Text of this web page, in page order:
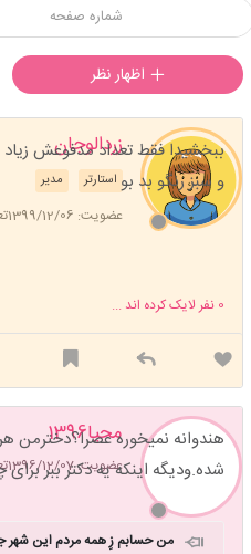
زردالوجان
مدیر استارتر
عضویت: 1399/12/06
ببخشيدا فقط تعداد مدفوعش زياد شده
و سبز رنگو بد بو
0 نفر لایک کرده اند ...
محیا1396
عضویت: 1396/12/07
هندوانه نمیخوره عصرا؟دخترمن
شده.ودیگه اینکه یه دکتر ببر
من حسابم زِ همه مردم این